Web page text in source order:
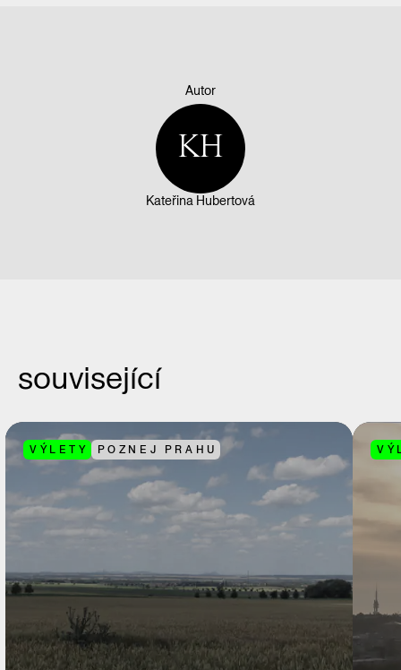
Autor
KH
Kateřina Hubertová
související
VÝLETY POZNEJ PRAHU